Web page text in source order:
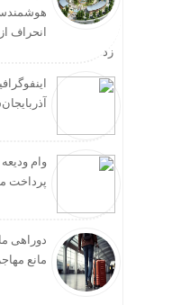
زد
وام
پرداخت
دوراهی
مانع